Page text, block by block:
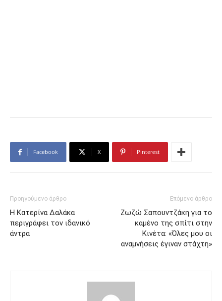
Facebook X Pinterest
Προηγούμενο άρθρο
Η Κατερίνα Δαλάκα
περιγράφει τον ιδανικό
άντρα
Επόμενο άρθρο
Ζωζώ Σαπουντζάκη για το
καμένο της σπίτι στην
Κινέτα: «Όλες μου οι
αναμνήσεις έγιναν στάχτη»